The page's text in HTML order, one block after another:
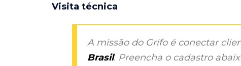
Visita técnica
A missão do Grifo é conectar
Brasil. Preencha o cadastro